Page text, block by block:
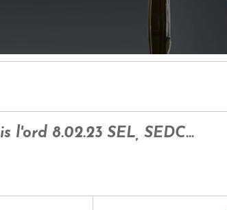
l'ord 8.02.23 SEL, SEDC...